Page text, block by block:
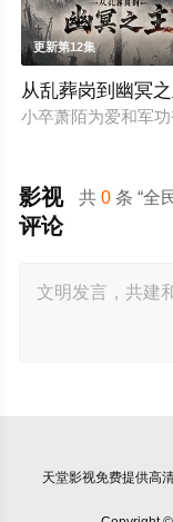
更新第12集
从乱葬岗到幽冥
小卒萧陌为爱和军
共0 条 “全
影视
评论
天堂影视免费提供高